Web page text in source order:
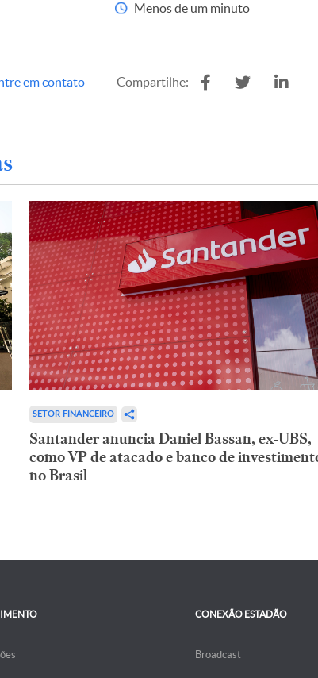
Menos de um minuto
em contato Compartilhe:
SETOR FINANCEIRO
Santander anuncia Daniel Bassan, ex-UBS,
como VP de atacado e banco de
no Brasil
CONEXÃO ESTADÃO
Broadcast